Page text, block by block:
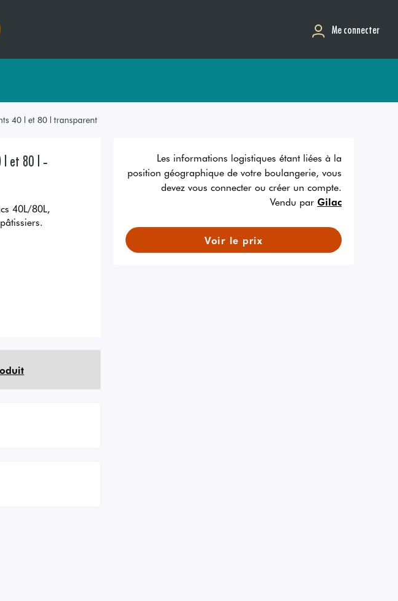
Me connecter
40 l et 80 l transparent
l et 80 l -
40L/80L,
Les informations logistiques étant liées à la
position géographique de votre boulangerie, vous
devez vous connecter ou créer un compte.
Vendu par Gilac
Voir le prix